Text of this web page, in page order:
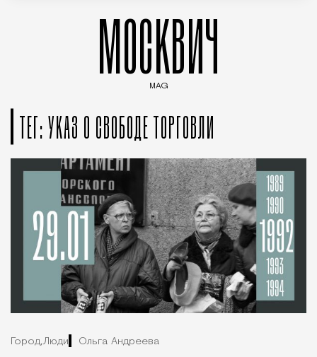
МОСКВИЧ
MAG
ТЕГ: УКАЗ О СВОБОДЕ ТОРГОВЛИ
Город,Люди Ольга Андреева